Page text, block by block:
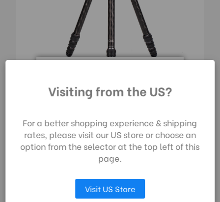
Benro #2 Carbon-Faser TTOR24CLVS4PRO
SLIM SERIES | SKU:TSL08AS2CSH
unserer Website
stimmen Sie der
gemäß unserer
Datenschutzrichtlinie
zu.
AUSWAHL ANPASSEN
Visiting from the US?
For a better shopping experience & shipping
rates, please visit our US store or choose an
option from the selector at the top left of this
page.
Visit US Store